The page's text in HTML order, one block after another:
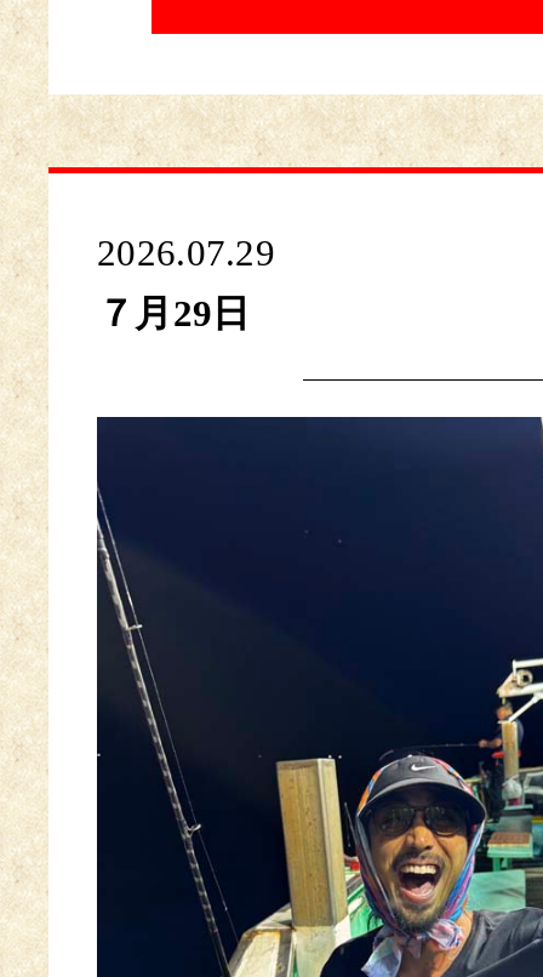
2026.07.29
７月29日